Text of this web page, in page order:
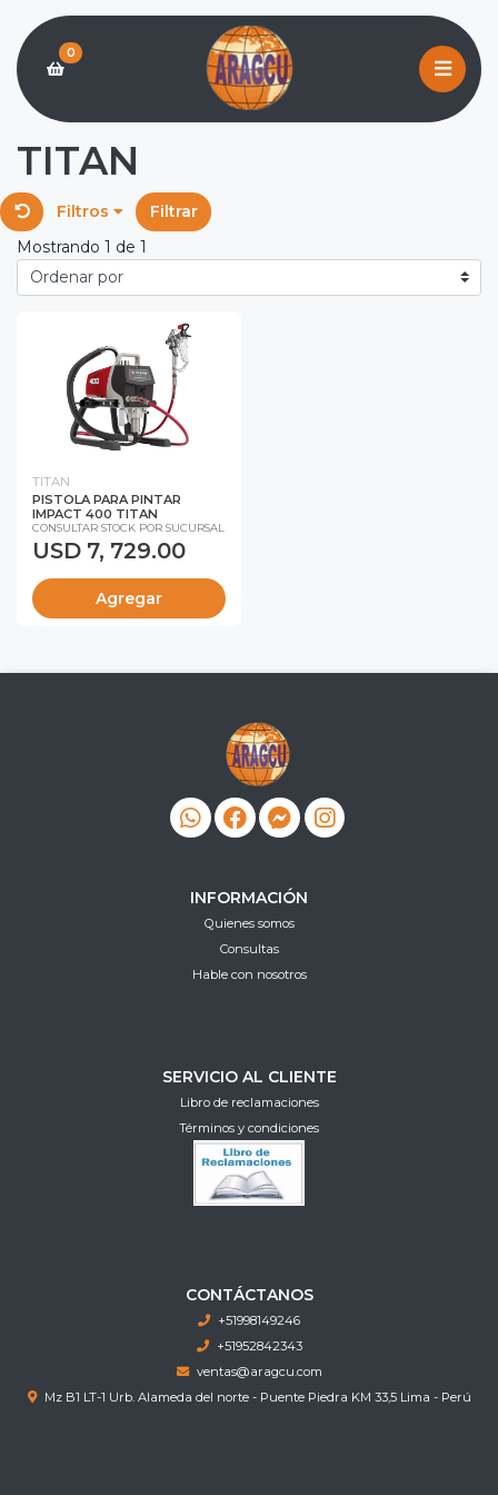
0
TITAN
Filtros
Filtrar
Mostrando 1 de 1
TITAN
PISTOLA PARA PINTAR
IMPACT 400 TITAN
CONSULTAR STOCK POR SUCURSAL
USD 7, 729.00
Agregar
INFORMACIÓN
Quienes somos
Consultas
Hable con nosotros
SERVICIO AL CLIENTE
Libro de reclamaciones
Términos y condiciones
CONTÁCTANOS
+51998149246
+51952842343
ventas@aragcu.com
Mz B1 LT-1 Urb. Alameda del norte - Puente Piedra KM 33,5 Lima - Perú